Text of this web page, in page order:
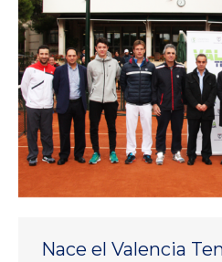
Nace el Valencia